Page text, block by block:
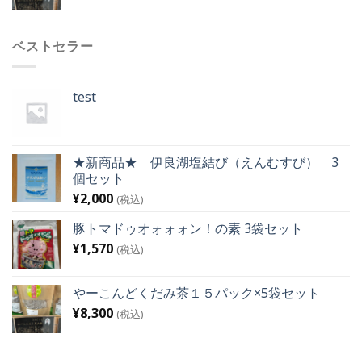
ベストセラー
test
★新商品★ 伊良湖塩結び（えんむすび） 3
個セット
¥2,000 (税込)
豚トマドゥオォォォン！の素 3袋セット
¥1,570 (税込)
やーこんどくだみ茶１５パック×5袋セット
¥8,300 (税込)